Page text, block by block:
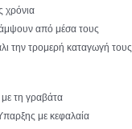
χρόνια
από μέσα τους
την τρομερή καταγωγή τους
με τη γραβάτα
με κεφαλαία